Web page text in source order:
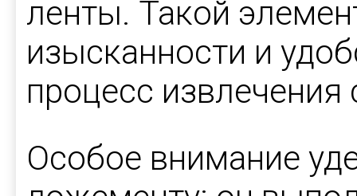
ленты. Такой
изысканности и
процесс
Особое внимание